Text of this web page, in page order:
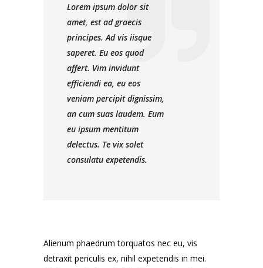
Lorem ipsum dolor sit
amet, est ad graecis
principes. Ad vis iisque
saperet. Eu eos quod
affert. Vim invidunt
efficiendi ea, eu eos
veniam percipit dignissim,
an cum suas laudem. Eum
eu ipsum mentitum
delectus. Te vix solet
consulatu expetendis.
Alienum phaedrum torquatos nec eu, vis
detraxit periculis ex, nihil expetendis in mei.